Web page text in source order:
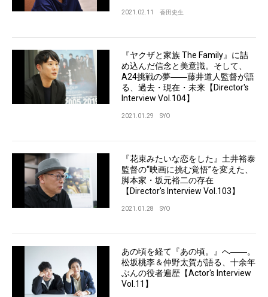
2021.02.11 香田史生
『ヤクザと家族 The Family』に詰
め込んだ信念と美意識。そして、
A24挑戦の夢――藤井道人監督が語
る、過去・現在・未来【Director's
Interview Vol.104】
2021.01.29 SYO
『花束みたいな恋をした』土井裕泰
監督の“映画に挑む覚悟”を変えた、
脚本家・坂元裕二の存在
【Director's Interview Vol.103】
2021.01.28 SYO
あの頃を経て『あの頃。』へ――。
松坂桃李＆仲野太賀が語る、十余年
ぶんの役者遍歴【Actor's Interview
Vol.11】